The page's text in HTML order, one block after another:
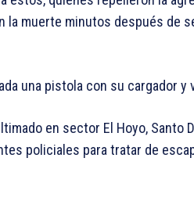
la muerte minutos después de
una pistola con su cargador y
en sector El Hoyo, Santo
policiales para tratar de